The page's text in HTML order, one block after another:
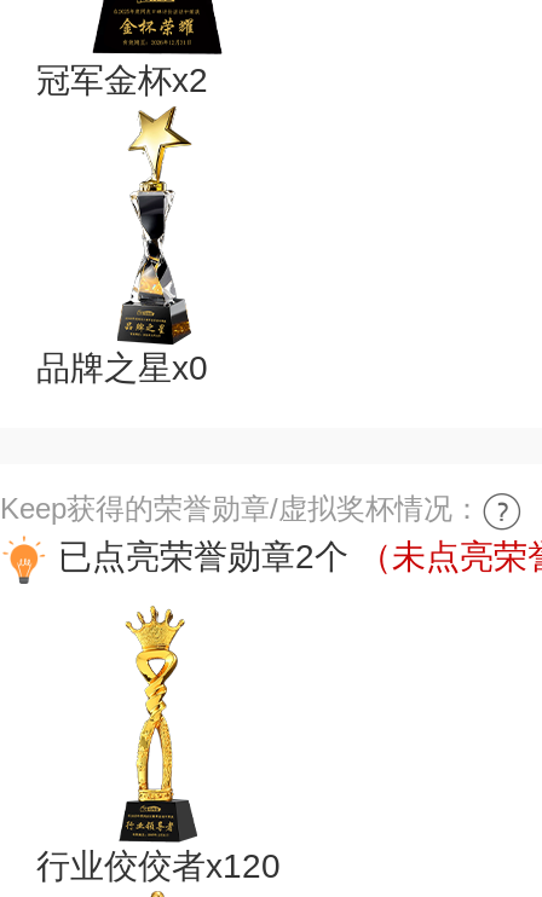
冠军金杯x2
品牌之星x0
Keep获得的荣誉勋章/虚拟奖杯情况：
已点亮荣誉勋章2个 （未点亮
行业佼佼者x120